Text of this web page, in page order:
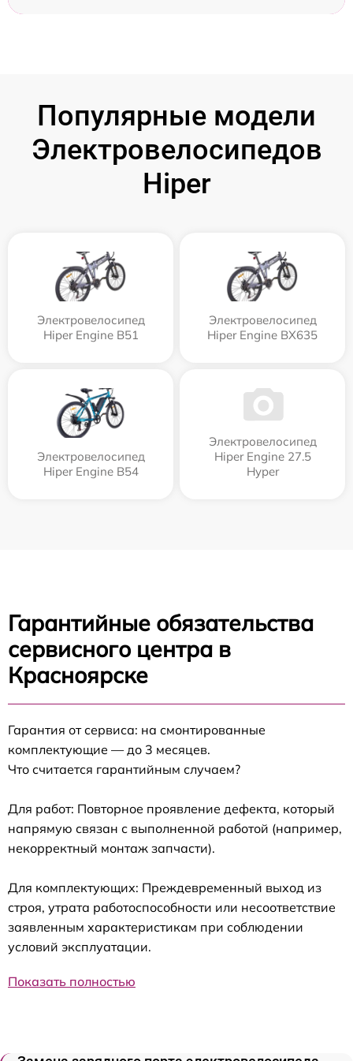
Популярные модели
Электровелосипедов
Hiper
Электровелосипед
Hiper Engine B51
Электровелосипед
Hiper Engine BX635
Электровелосипед
Hiper Engine B54
Электровелосипед
Hiper Engine 27.5
Нyper
Гарантийные обязательства
сервисного центра в
Красноярске
Гарантия от сервиса: на смонтированные
комплектующие — до 3 месяцев.
Что считается гарантийным случаем?
Для работ: Повторное проявление дефекта, который
напрямую связан с выполненной работой (например,
некорректный монтаж запчасти).
Для комплектующих: Преждевременный выход из
строя, утрата работоспособности или несоответствие
заявленным характеристикам при соблюдении
условий эксплуатации.
Показать полностью